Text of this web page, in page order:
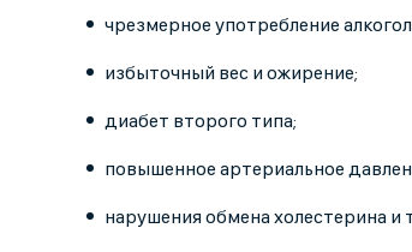
чрезмерное употребление
избыточный вес и ожирение;
диабет второго типа;
повышенное артериальное
нарушения обмена холестерина и